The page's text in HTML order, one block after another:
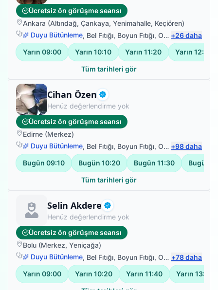
Ücretsiz ön görüşme seansı
Ankara (Altındağ, Çankaya, Yenimahalle, Keçiören)
Duyu Bütünleme, Bel Fıtığı, Boyun Fıtığı, Omuz Bağ Yaralanması +26daha
Yarın 09:00 Yarın 10:10 Yarın 11:20 Yarın 12:30
Tüm tarihleri gör
Cihan Özen Doğrulanmış
Fizyoterapist
Henüz değerlendirme yok
Ücretsiz ön görüşme seansı
Edirne (Merkez)
Duyu Bütünleme, Bel Fıtığı, Boyun Fıtığı, Omuz Bağ Yaralanması +98daha
Bugün 09:10 Bugün 10:20 Bugün 11:30 Bugün
Tüm tarihleri gör
Selin Akdere Doğrulanmış
Fizyoterapist
Henüz değerlendirme yok
Ücretsiz ön görüşme seansı
Bolu (Merkez, Yeniçağa)
Duyu Bütünleme, Bel Fıtığı, Boyun Fıtığı, Omuz Bağ Yaralanması +78daha
Yarın 09:00 Yarın 10:20 Yarın 11:40 Yarın 13:00